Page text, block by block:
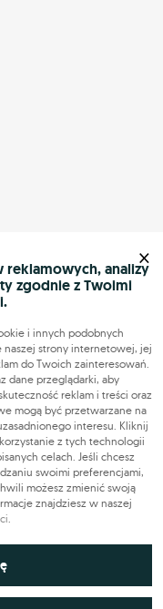
analizy
zgodnie z Twoimi
i innych podobnych
naszej strony internetowej, jej
do Twoich zainteresowań.
dane przeglądarki, aby
reklam i treści oraz
mogą być przetwarzane na
interesu. Kliknij
z tych technologii
celach. Jeśli chcesz
swoimi preferencjami,
możesz zmienić swoją
znajdziesz w naszej
.
kluczową rolę w
×